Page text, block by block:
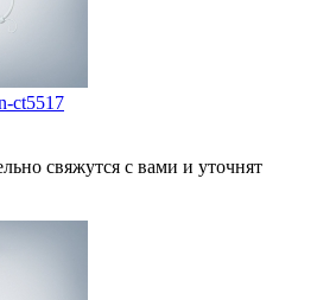
ct5517
свяжутся с вами и уточнят